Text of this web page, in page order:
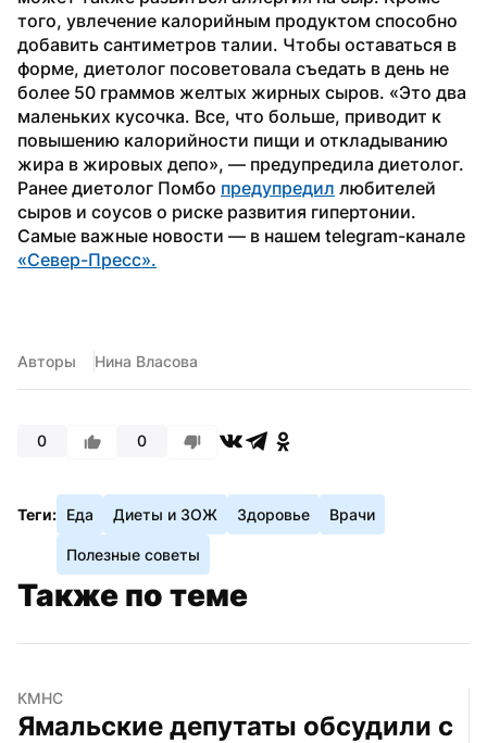
того, увлечение калорийным продуктом способно
добавить сантиметров талии. Чтобы оставаться в
форме, диетолог посоветовала съедать в день не
более 50 граммов желтых жирных сыров. «Это два
маленьких кусочка. Все, что больше, приводит к
повышению калорийности пищи и откладыванию
жира в жировых депо», — предупредила диетолог.
Ранее диетолог Помбо предупредил любителей
сыров и соусов о риске развития гипертонии.
«Север-Пресс».
Авторы Нина Власова
0 0
Теги: Еда Диеты и ЗОЖ Здоровье Врачи
Полезные советы
Также по теме
КМНС
Ямальские депутаты обсудили с